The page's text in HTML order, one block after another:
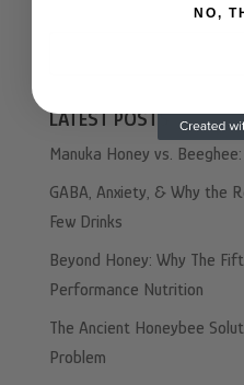
LATEST POSTS
Manuka Honey vs.
GABA, Anxiety, & Why the
Few Drinks
Beyond Honey: Why The
Performance Nutrition
The Ancient Honeybee
Problem
NO,